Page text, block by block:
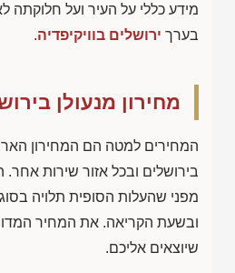
מידע כללי על העיר ועל חלוקתה
בערך ירושלים בוויקיפדיה.
מחירון מנעולן
המחירים למטה הם המחירון
בירושלים ובכל אזור שירות אחר.
מפני שהעלות הסופית תלויה
ובשעת הקריאה. את המחיר
שיוצאים אליכם.